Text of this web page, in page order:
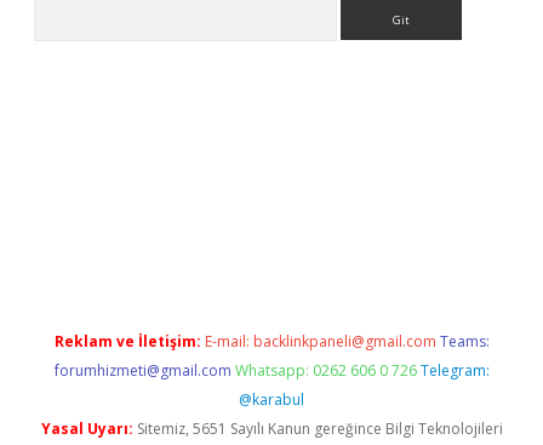
Reklam ve İletişim: E-mail: backlinkpaneli@gmail.com Teams:
forumhizmeti@gmail.com Whatsapp: 0262 606 0 726 Telegram:
@karabul
Yasal Uyarı: Sitemiz, 5651 Sayılı Kanun gereğince Bilgi Teknolojileri